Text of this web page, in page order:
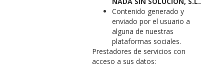
Contenido generado y
enviado por el usuario a
alguna de nuestras
plataformas sociales.
Prestadores de servicios con
acceso a sus datos: